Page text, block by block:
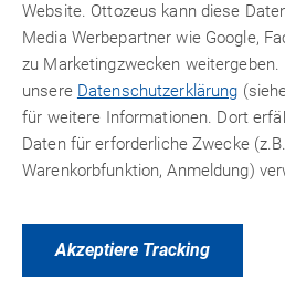
Datenblätter
PRODUKTVARIANTEN
Website. Ottozeus kann diese
Media Werbepartner wie Google,
zu Marketingzwecken
unsere Datenschutzerklärung
für weitere Informationen. Dort
Daten für erforderliche Zwecke
Warenkorbfunktion, Anmeldung)
Akzeptiere Tracking